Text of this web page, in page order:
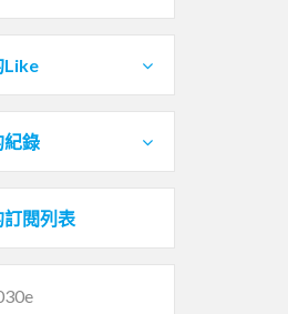
Like
紀錄
閱列表